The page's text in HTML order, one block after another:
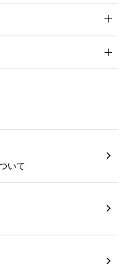
くります。
いて